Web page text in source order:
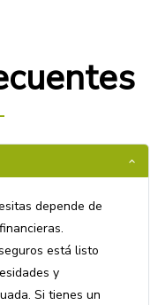
depende de
está listo
y
Si tienes un